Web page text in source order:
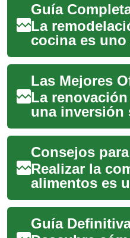
La
cocina es
proyectos más
realizar en tu
d...
La
una inversión
que puede
tu hogar. En...
Realizar la
alimentos es
fundamental
para millones
pero transfo...